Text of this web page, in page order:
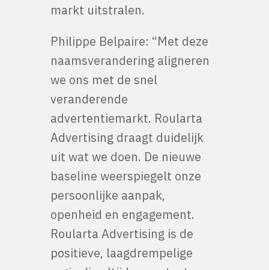
markt uitstralen.
Philippe Belpaire: “Met deze
naamsverandering aligneren
we ons met de snel
veranderende
advertentiemarkt. Roularta
Advertising draagt duidelijk
uit wat we doen. De nieuwe
baseline weerspiegelt onze
persoonlijke aanpak,
openheid en engagement.
Roularta Advertising is de
positieve, laagdrempelige